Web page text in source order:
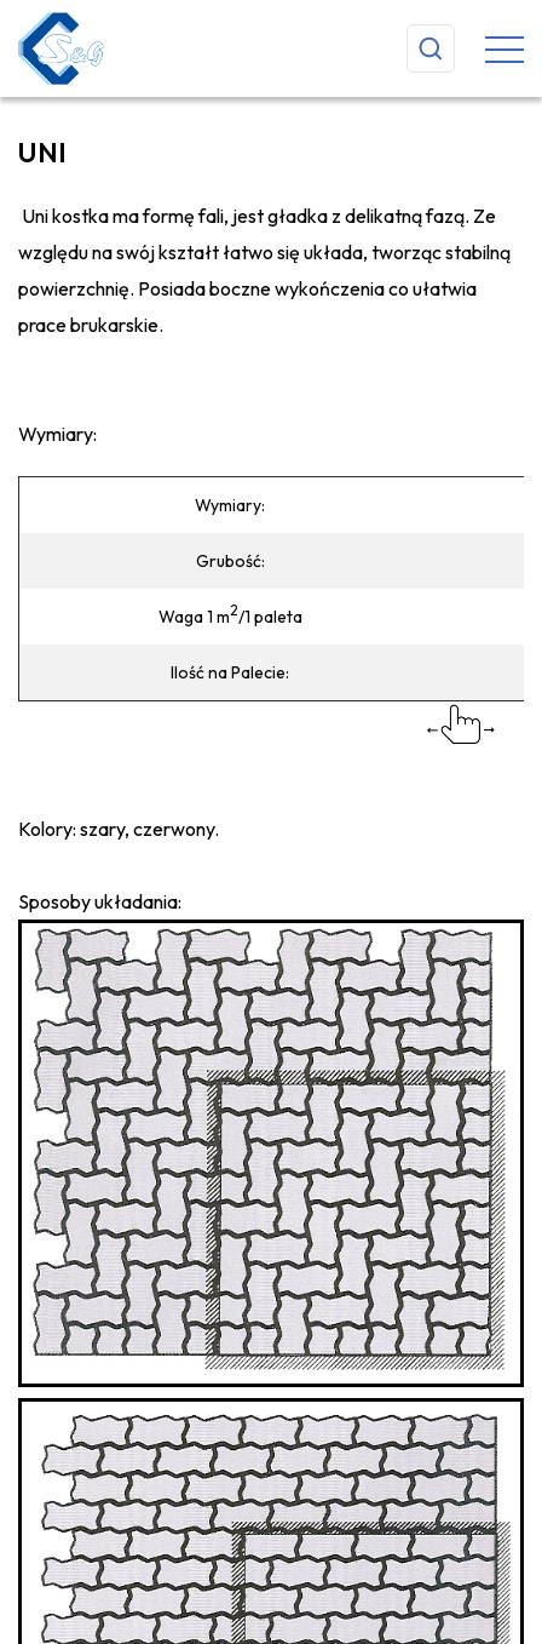
UNI
Uni kostka ma formę fali, jest gładka z delikatną fazą. Ze
względu na swój kształt łatwo się układa, tworząc stabilną
powierzchnię. Posiada boczne wykończenia co ułatwia
prace brukarskie.
Wymiary:
Wymiary:
Grubość:
Waga 1 m2/1 paleta
Ilość na Palecie:
Kolory: szary, czerwony.
Sposoby układania: